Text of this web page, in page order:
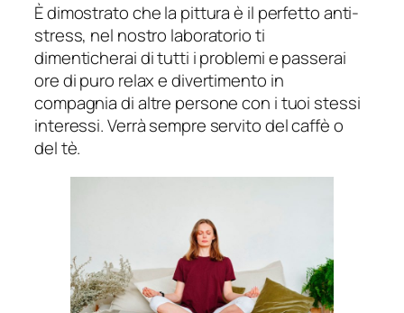
È dimostrato che la pittura è il perfetto anti-
stress, nel nostro laboratorio ti
dimenticherai di tutti i problemi e passerai
ore di puro relax e divertimento in
compagnia di altre persone con i tuoi stessi
interessi. Verrà sempre servito del caffè o
del tè.